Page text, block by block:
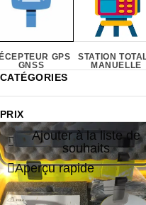
GPS
GNSS
STATION
MANUELLE
CATÉGORIES
PRIX
-
Ajouter à la liste de
souhaits
Aperçu rapide